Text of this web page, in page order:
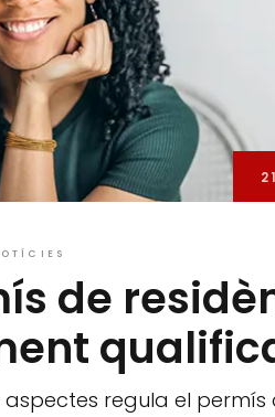
de
aspectes regula el